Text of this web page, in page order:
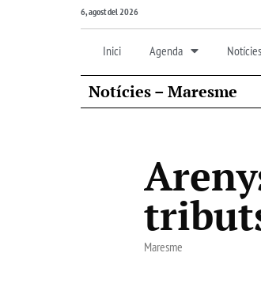
6, agost del 2026
Inici Agenda Notícies
Notícies – Maresme
Maresme